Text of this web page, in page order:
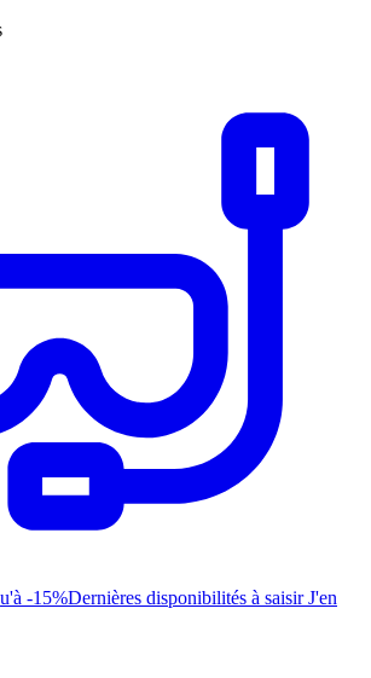
-15%Dernières disponibilités à saisirJ'en